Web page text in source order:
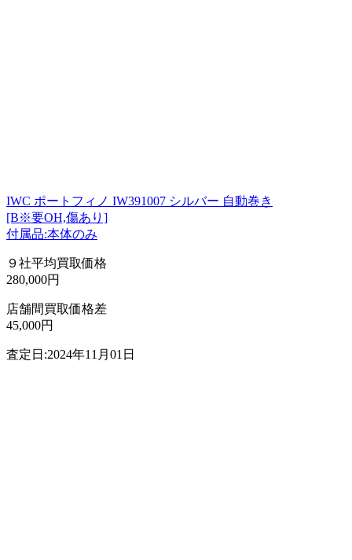
IWC ポートフィノ IW391007 シルバー 自動巻き
[B※要OH,傷あり]
付属品:本体のみ
９社平均買取価格
280,000円
店舗間買取価格差
45,000円
査定日:2024年11月01日